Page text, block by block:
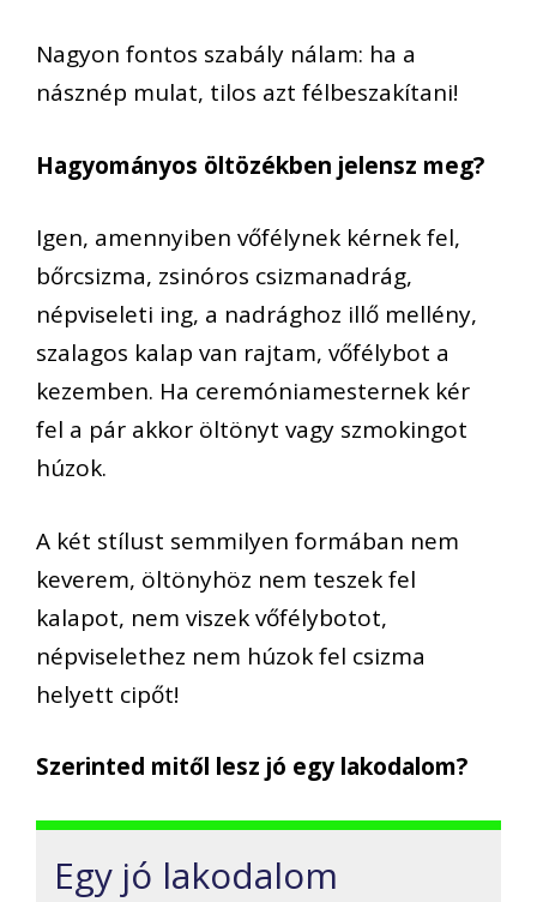
Nagyon fontos szabály nálam: ha a
násznép mulat, tilos azt félbeszakítani!
Hagyományos öltözékben jelensz meg?
Igen, amennyiben vőfélynek kérnek fel,
bőrcsizma, zsinóros csizmanadrág,
népviseleti ing, a nadrághoz illő mellény,
szalagos kalap van rajtam, vőfélybot a
kezemben. Ha ceremóniamesternek kér
fel a pár akkor öltönyt vagy szmokingot
húzok.
A két stílust semmilyen formában nem
keverem, öltönyhöz nem teszek fel
kalapot, nem viszek vőfélybotot,
népviselethez nem húzok fel csizma
helyett cipőt!
Szerinted mitől lesz jó egy lakodalom?
Egy jó lakodalom